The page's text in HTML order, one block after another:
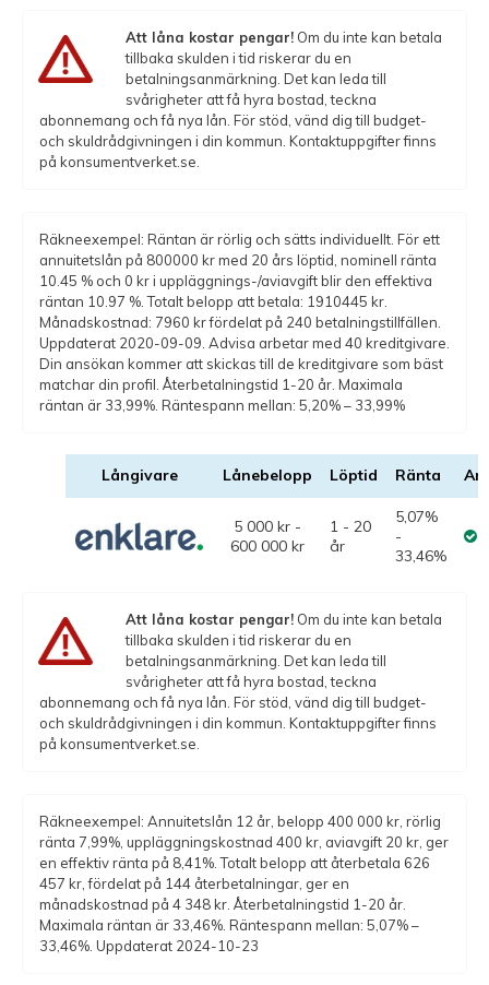
Att låna kostar pengar! Om du inte kan betala
tillbaka skulden i tid riskerar du en
betalningsanmärkning. Det kan leda till
svårigheter att få hyra bostad, teckna
abonnemang och få nya lån. För stöd, vänd dig till budget-
och skuldrådgivningen i din kommun. Kontaktuppgifter finns
på konsumentverket.se.
Räkneexempel: Räntan är rörlig och sätts individuellt. För ett
annuitetslån på 800000 kr med 20 års löptid, nominell ränta
10.45 % och 0 kr i uppläggnings-/aviavgift blir den effektiva
räntan 10.97 %. Totalt belopp att betala: 1910445 kr.
Månadskostnad: 7960 kr fördelat på 240 betalningstillfällen.
Uppdaterat 2020-09-09. Advisa arbetar med 40 kreditgivare.
Din ansökan kommer att skickas till de kreditgivare som bäst
matchar din profil. Återbetalningstid 1-20 år. Maximala
räntan är 33,99%. Räntespann mellan: 5,20% – 33,99%
Långivare Lånebelopp Löptid Ränta
5 000 kr -
600 000 kr
1 - 20
år
5,07%
-
33,46%
Att låna kostar pengar! Om du inte kan betala
tillbaka skulden i tid riskerar du en
betalningsanmärkning. Det kan leda till
svårigheter att få hyra bostad, teckna
abonnemang och få nya lån. För stöd, vänd dig till budget-
och skuldrådgivningen i din kommun. Kontaktuppgifter finns
på konsumentverket.se.
Räkneexempel: Annuitetslån 12 år, belopp 400 000 kr, rörlig
ränta 7,99%, uppläggningskostnad 400 kr, aviavgift 20 kr, ger
en effektiv ränta på 8,41%. Totalt belopp att återbetala 626
457 kr, fördelat på 144 återbetalningar, ger en
månadskostnad på 4 348 kr. Återbetalningstid 1-20 år.
Maximala räntan är 33,46%. Räntespann mellan: 5,07% –
33,46%. Uppdaterat 2024-10-23